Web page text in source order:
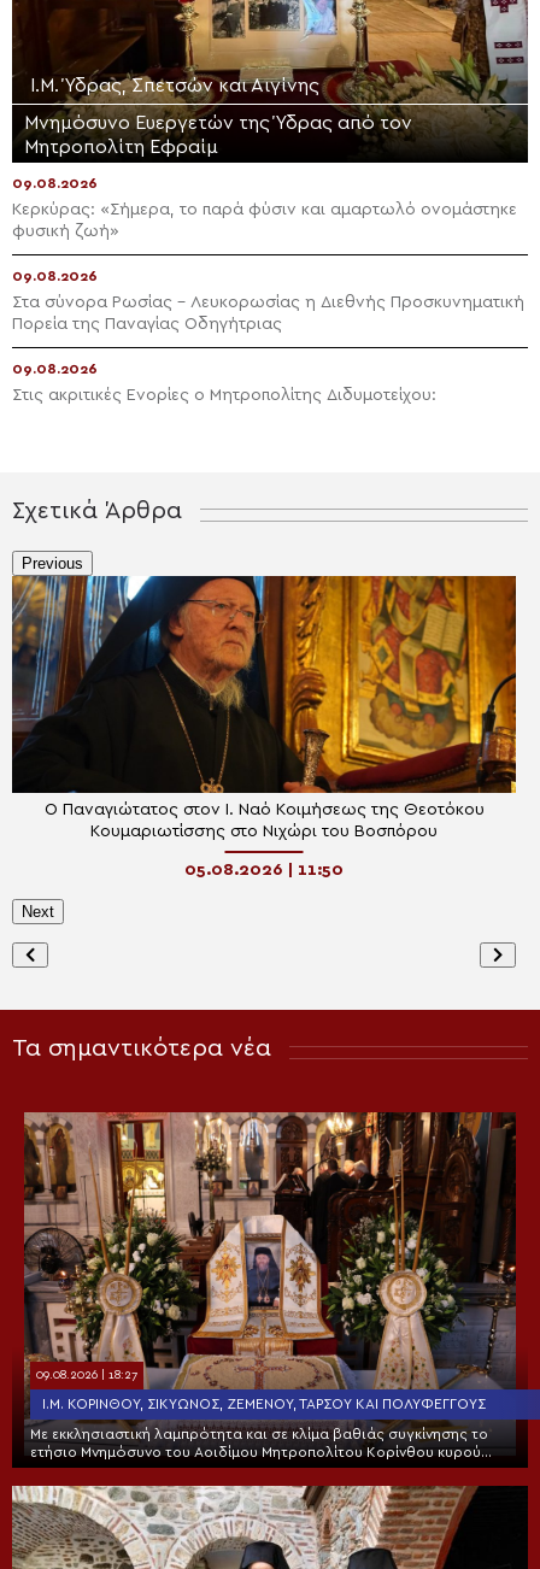
Ι.Μ. Ύδρας, Σπετσών και Αιγίνης
Μνημόσυνο Ευεργετών της Ύδρας από τον
Μητροπολίτη Εφραίμ
09.08.2026
Κερκύρας: «Σήμερα, το παρά φύσιν και αμαρτωλό ονομάστηκε
φυσική ζωή»
09.08.2026
Στα σύνορα Ρωσίας – Λευκορωσίας η Διεθνής Προσκυνηματική
Πορεία της Παναγίας Οδηγήτριας
09.08.2026
Στις ακριτικές Ενορίες ο Μητροπολίτης Διδυμοτείχου:
Σχετικά Άρθρα
Previous
Ο Παναγιώτατος στον Ι. Ναό Κοιμήσεως της Θεοτόκου
Κουμαριωτίσσης στο Νιχώρι του Βοσπόρου
05.08.2026 | 11:50
Next
Τα σημαντικότερα νέα
09.08.2026 | 18:27
Ι.Μ. ΚΟΡΊΝΘΟΥ, ΣΙΚΥΏΝΟΣ, ΖΕΜΕΝΟΎ, ΤΑΡΣΟΎ ΚΑΙ ΠΟΛΥΦΈΓΓΟΥΣ
Με εκκλησιαστική λαμπρότητα και σε κλίμα βαθιάς συγκίνησης το
ετήσιο Μνημόσυνο του Αοιδίμου Μητροπολίτου Κορίνθου κυρού
Διονυσίου